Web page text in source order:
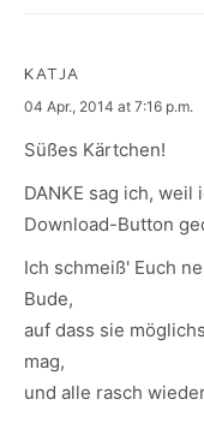
KATJA
says:
04 Apr., 2014 at 7:16 p.m.
Süßes Kärtchen!
DANKE sag ich,
Download-Button
Ich schmeiß' Euch
Bude,
auf dass sie
mag,
und alle rasch